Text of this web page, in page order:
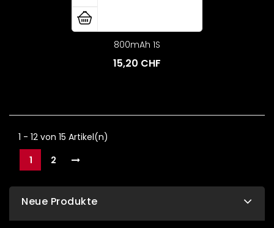
800mAh 1S
15,20 CHF
1 - 12 von 15 Artikel(n)
1
2
Neue Produkte